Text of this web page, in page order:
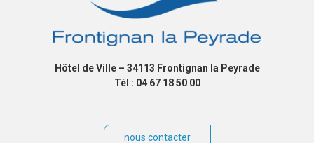
Hôtel de Ville – 34113 Frontignan la Peyrade
Tél : 04 67 18 50 00
nous contacter